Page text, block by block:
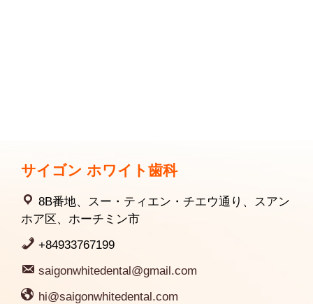
サイゴン ホワイト歯科
8B番地、スー・ティエン・チエウ通り、スアン
ホア区、ホーチミン市
+84933767199
saigonwhitedental@gmail.com
hi@saigonwhitedental.com